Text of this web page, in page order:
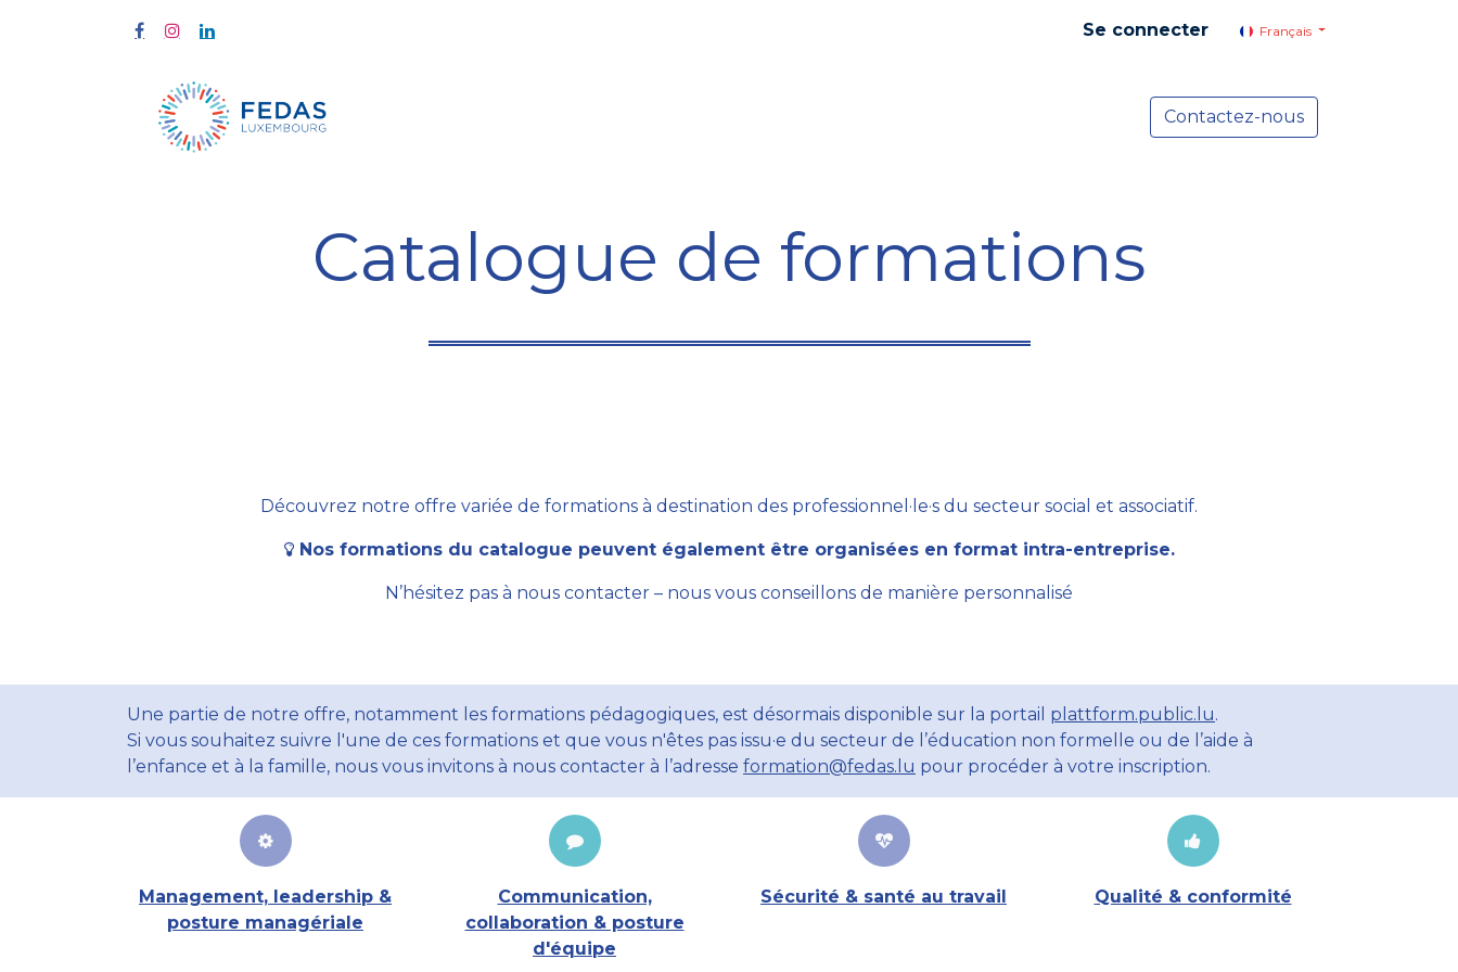
Se connecter Français
Actualités
Contactez-nous
Catalogue de formations
Découvrez notre offre variée de formations à destination des professionnel·le·s du secteur social et associatif.
Nos formations du catalogue peuvent également être organisées en format intra-entreprise.
N’hésitez pas à nous contacter – nous vous conseillons de manière personnalisé
Une partie de notre offre, notamment les formations pédagogiques, est désormais disponible sur la portail plattform.public.lu.
Si vous souhaitez suivre l'une de ces formations et que vous n'êtes pas issu·e du secteur de l’éducation non formelle ou de l’aide à
l’enfance et à la famille, nous vous invitons à nous contacter à l’adresse formation@fedas.lu pour procéder à votre inscription.
Management, leadership &
posture managériale
Communication,
collaboration & posture
d'équipe
Sécurité & santé au travail Qualité & conformité